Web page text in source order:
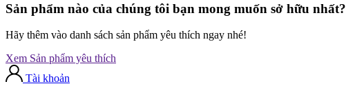
Sản phẩm nào của chúng tôi bạn mong muốn sở hữu nhất?
Hãy thêm vào danh sách sản phẩm yêu thích ngay nhé!
Xem Sản phẩm yêu thích
Tài khoản